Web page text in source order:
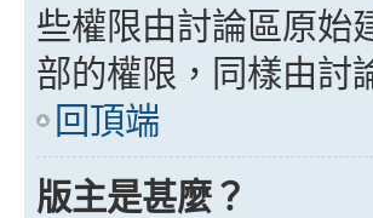
些權限由討論區原始
部的權限，同樣由討
回頂端
版主是甚麼？